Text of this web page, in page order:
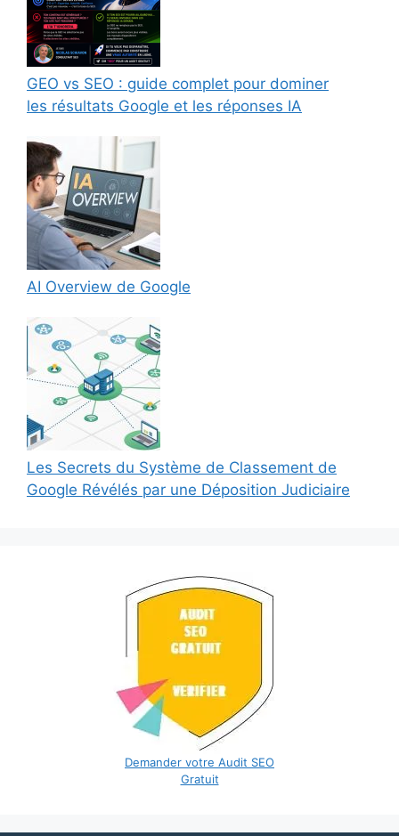
GEO vs SEO : guide complet pour dominer
les résultats Google et les réponses IA
AI Overview de Google
Les Secrets du Système de Classement de
Google Révélés par une Déposition Judiciaire
Demander votre Audit SEO
Gratuit